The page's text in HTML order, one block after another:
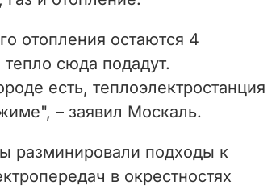
отопления остаются 4
сюда подадут.
есть, теплоэлектростанция
– заявил Москаль.
разминировали подходы к
в окрестностях